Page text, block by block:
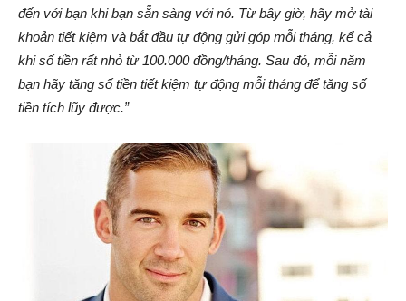
đến với bạn khi bạn sẵn sàng với nó. Từ bây giờ, hãy mở tài
khoản tiết kiệm và bắt đầu tự động gửi góp mỗi tháng, kể cả
khi số tiền rất nhỏ từ 100.000 đồng/tháng. Sau đó, mỗi năm
bạn hãy tăng số tiền tiết kiệm tự động mỗi tháng để tăng số
tiền tích lũy được.”